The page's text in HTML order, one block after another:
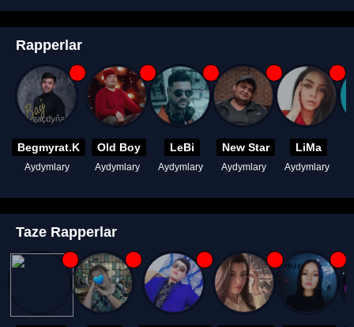
Rapperlar
Begmyrat.K
Aydymlary
Old Boy
Aydymlary
LeBi
Aydymlary
New Star
Aydymlary
LiMa
Aydymlary
Taze Rapperlar